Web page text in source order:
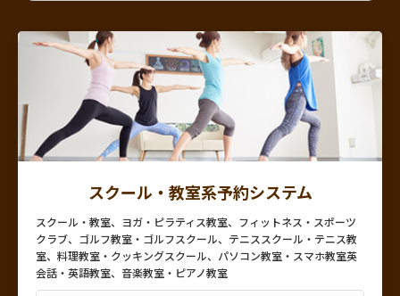
スクール・教室系予約システム
スクール・教室、ヨガ・ピラティス教室、フィットネス・スポーツ
クラブ、ゴルフ教室・ゴルフスクール、テニススクール・テニス教
室、料理教室・クッキングスクール、パソコン教室・スマホ教室英
会話・英語教室、音楽教室・ピアノ教室